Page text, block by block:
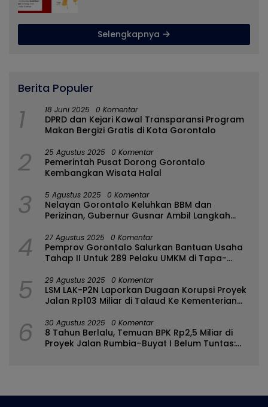
Selengkapnya
Berita Populer
1 18 Juni 2025 0 Komentar
DPRD dan Kejari Kawal Transparansi Program
Makan Bergizi Gratis di Kota Gorontalo
2 25 Agustus 2025 0 Komentar
Pemerintah Pusat Dorong Gorontalo
Kembangkan Wisata Halal
3 5 Agustus 2025 0 Komentar
Nelayan Gorontalo Keluhkan BBM dan
Perizinan, Gubernur Gusnar Ambil Langkah
4 27 Agustus 2025 0 Komentar
Pemprov Gorontalo Salurkan Bantuan Usaha
Tahap II Untuk 289 Pelaku UMKM di Tapa-
5 29 Agustus 2025 0 Komentar
LSM LAK-P2N Laporkan Dugaan Korupsi Proyek
Jalan Rp103 Miliar di Talaud Ke Kementerian
6 30 Agustus 2025 0 Komentar
8 Tahun Berlalu, Temuan BPK Rp2,5 Miliar di
Proyek Jalan Rumbia–Buyat I Belum Tuntas: